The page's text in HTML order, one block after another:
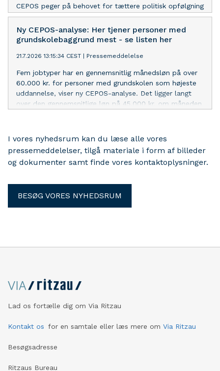
CEPOS peger på behovet for tættere politisk opfølgning
Ny CEPOS-analyse: Her tjener personer med
grundskolebaggrund mest - se listen her
21.7.2026 13:15:34 CEST Pressemeddelelse
Fem jobtyper har en gennemsnitlig månedsløn på over
60.000 kr. for personer med grundskolen som højeste
uddannelse, viser ny CEPOS-analyse. Det ligger langt
over den gennemsnitlige løn på 45.000 kr. om måneden
I vores nyhedsrum kan du læse alle vores
pressemeddelelser, tilgå materiale i form af billeder
og dokumenter samt finde vores kontaktoplysninger.
BESØG VORES NYHEDSRUM
Lad os fortælle dig om Via Ritzau
Kontakt os for en samtale eller læs mere om Via Ritzau
Besøgsadresse
Ritzaus Bureau